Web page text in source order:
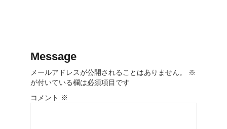
Message
メールアドレスが公開されることはありません。
※
が付いている欄は必須項目です
コメント ※